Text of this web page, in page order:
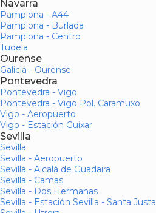
Navarra
Pamplona - A44
Pamplona - Burlada
Pamplona - Centro
Tudela
Ourense
Galicia - Ourense
Pontevedra
Pontevedra - Vigo
Pontevedra - Vigo Pol. Caramuxo
Vigo - Aeropuerto
Vigo - Estación Guixar
Sevilla
Sevilla
Sevilla - Aeropuerto
Sevilla - Alcalá de Guadaira
Sevilla - Camas
Sevilla - Dos Hermanas
Sevilla - Estación Sevilla - Santa Justa